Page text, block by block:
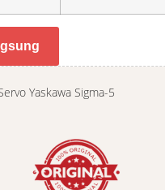
Yaskawa Sigma-5